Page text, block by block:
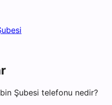
Şubesi telefonu nedir?